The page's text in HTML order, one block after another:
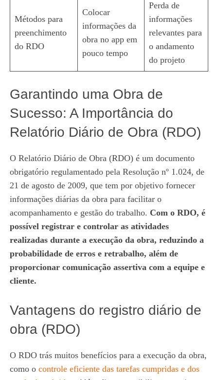
Métodos para
preenchimento
do RDO
Colocar
informações da
obra no app em
pouco tempo
Perda de
informações
relevantes para
o andamento
do projeto
Garantindo uma Obra de
Sucesso: A Importância do
Relatório Diário de Obra (RDO)
O Relatório Diário de Obra (RDO) é um documento
obrigatório regulamentado pela Resolução nº 1.024, de
21 de agosto de 2009, que tem por objetivo fornecer
informações diárias da obra para facilitar o
acompanhamento e gestão do trabalho. Com o RDO, é
possível registrar e controlar as atividades
realizadas durante a execução da obra, reduzindo a
probabilidade de erros e retrabalho, além de
proporcionar comunicação assertiva com a equipe e
cliente.
Vantagens do registro diário de
obra (RDO)
O RDO trás muitos benefícios para a execução da obra,
como o controle eficiente das tarefas cumpridas e dos